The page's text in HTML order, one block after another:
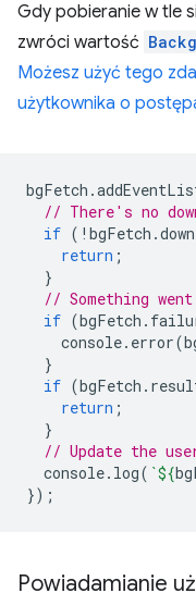
Gdy pobieranie w tle
zwróci wartość
Możesz użyć tego
użytkownika o
bgFetch .
// There's no
if ( ! bgFetch .
return ;
}
// Something went
if (bgFetch .
console. error(
}
if (bgFetch .
return ;
}
// Update the
console. log( `${
});
Powiadamianie